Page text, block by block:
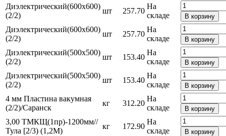
Диэлектрический(600х600)
(2/2)
шт 257.70
На
складе
В корзину
Диэлектрический(600х600)
(2/2)
шт 257.70
На
складе
В корзину
Диэлектрический(500х500)
(2/2)
шт 153.40
На
складе
В корзину
Диэлектрический(500х500)
(2/2)
шт 153.40
На
складе
В корзину
4 мм Пластина вакумная
(2/2)/Саранск
кг 312.20
На
складе
В корзину
3,00 ТМКЩ(1пр)-1200мм//
Тула [2/3) (1,2М)
кг 172.90
На
складе
В корзину